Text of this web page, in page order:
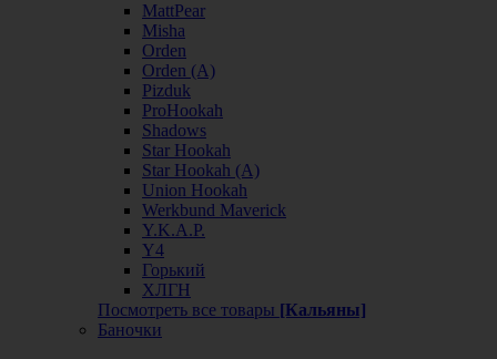
MattPear
Misha
Orden
Orden (А)
Pizduk
ProHookah
Shadows
Star Hookah
Star Hookah (А)
Union Hookah
Werkbund Maverick
Y.K.A.P.
Y4
Горький
ХЛГН
Посмотреть все товары [Кальяны]
Баночки